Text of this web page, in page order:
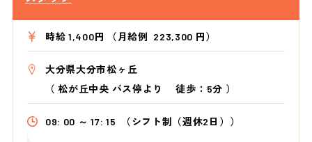
時給 1,400円 （月給例 223,300 円）
大分県大分市松ヶ丘
（松が丘中央 バス停より徒歩：5分 ）
09: 00 ～ 17: 15 （シフト制（週休2日））